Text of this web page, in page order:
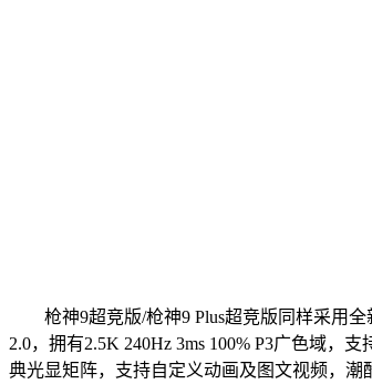
枪神9超竞版/枪神9 Plus超竞版同样采用全
2.0，拥有2.5K 240Hz 3ms 100% P3广色域，
典光显矩阵，支持自定义动画及图文视频，潮